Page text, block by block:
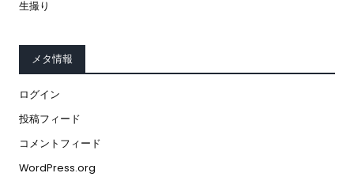
生撮り
メタ情報
ログイン
投稿フィード
コメントフィード
WordPress.org